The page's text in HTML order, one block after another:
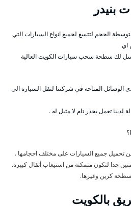
الحجم لتتسع لجميع انواع السيارات التي
اي
لك سطحة سحب سيارات الكويت العالية
المتاحة في شركتنا لنقل السيارة الى
لدينا تعمل بحذر تام لا مثيل له .
بالكويت